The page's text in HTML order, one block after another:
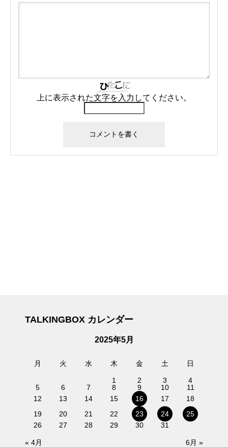
上に表示された文字を入力してください。
TALKINGBOX カレンダー
2025年5月
月 火 水 木 金 土 日
1 2 3
4
5
6 7 8 9 10
11
12
13 14 15 16 17
18
19
20 21 22 23 24
25
26
27 28 29 30 31
« 4月 6月 »